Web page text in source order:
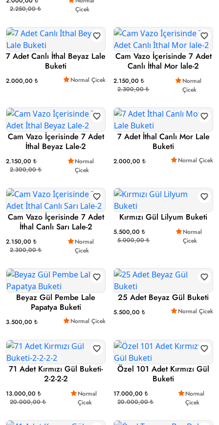
2.250,00 ₺
Çicek
7 Adet Canlı İthal Beyaz Lale
Buketi
2.000,00 ₺ Normal Çicek
Cam Vazo İçerisinde 7 Adet
Canlı İthal Mor lale-2
2.150,00 ₺
2.300,00 ₺
Normal
Çicek
Cam Vazo İçerisinde 7 Adet
İthal Beyaz Lale-2
2.150,00 ₺
2.300,00 ₺
Normal
Çicek
7 Adet İthal Canlı Mor Lale
Buketi
2.000,00 ₺ Normal Çicek
Cam Vazo İçerisinde 7 Adet
İthal Canlı Sarı Lale-2
2.150,00 ₺
2.300,00 ₺
Normal
Çicek
Kırmızı Gül Lilyum Buketi
5.500,00 ₺
5.000,00 ₺
Normal
Çicek
Beyaz Gül Pembe Lale
Papatya Buketi
3.500,00 ₺ Normal Çicek
25 Adet Beyaz Gül Buketi
5.500,00 ₺ Normal Çicek
71 Adet Kırmızı Gül Buketi-
2-2-2-2
13.000,00 ₺
20.000,00 ₺
Normal
Çicek
Özel 101 Adet Kırmızı Gül
Buketi
17.000,00 ₺
20.000,00 ₺
Normal
Çicek